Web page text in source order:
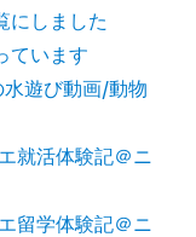
にしました
ています
遊び動画/動物
就活体験記＠ニ
留学体験記＠ニ